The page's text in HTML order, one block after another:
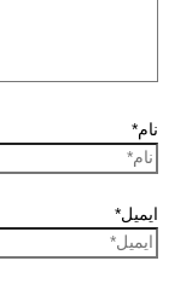
نام*
ایمیل*